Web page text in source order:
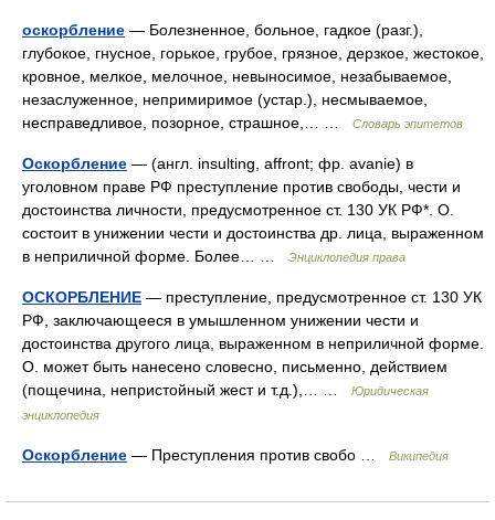
оскорбление — Болезненное, больное, гадкое (разг.),
глубокое, гнусное, горькое, грубое, грязное, дерзкое, жестокое,
кровное, мелкое, мелочное, невыносимое, незабываемое,
незаслуженное, непримиримое (устар.), несмываемое,
несправедливое, позорное, страшное,… …
Словарь эпитетов
Оскорбление — (англ. insulting, affront; фр. avanie) в
уголовном праве РФ преступление против свободы, чести и
достоинства личности, предусмотренное ст. 130 УК РФ*. О.
состоит в унижении чести и достоинства др. лица, выраженном
в неприличной форме. Более… …
Энциклопедия права
ОСКОРБЛЕНИЕ — преступление, предусмотренное ст. 130 УК
РФ, заключающееся в умышленном унижении чести и
достоинства другого лица, выраженном в неприличной форме.
О. может быть нанесено словесно, письменно, действием
(пощечина, непристойный жест и т.д.),… …
Юридическая
энциклопедия
Оскорбление — Преступления против свобо … Википедия